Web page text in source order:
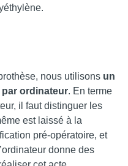
nous utilisons un
ordinateur. En terme
il faut distinguer les
est laissé à la
pré-opératoire, et
donne des